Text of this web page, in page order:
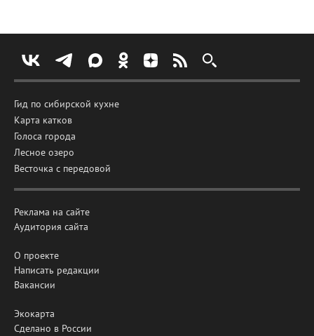
Гид по сибирской кухне
Карта катков
Голоса города
Лесное озеро
Весточка с передовой
Реклама на сайте
Аудитория сайта
О проекте
Написать редакции
Вакансии
Экокарта
Сделано в России